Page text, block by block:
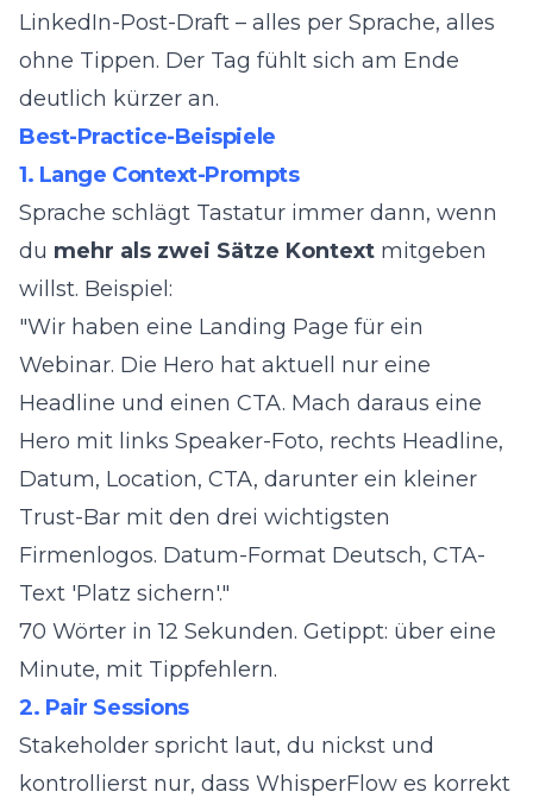
LinkedIn-Post-Draft – alles per Sprache, alles
ohne Tippen. Der Tag fühlt sich am Ende
deutlich kürzer an.
Best-Practice-Beispiele
1. Lange Context-Prompts
Sprache schlägt Tastatur immer dann, wenn
du mehr als zwei Sätze Kontext mitgeben
willst. Beispiel:
"Wir haben eine Landing Page für ein
Webinar. Die Hero hat aktuell nur eine
Headline und einen CTA. Mach daraus eine
Hero mit links Speaker-Foto, rechts Headline,
Datum, Location, CTA, darunter ein kleiner
Trust-Bar mit den drei wichtigsten
Firmenlogos. Datum-Format Deutsch, CTA-
Text 'Platz sichern'."
70 Wörter in 12 Sekunden. Getippt: über eine
Minute, mit Tippfehlern.
2. Pair Sessions
Stakeholder spricht laut, du nickst und
kontrollierst nur, dass WhisperFlow es korrekt